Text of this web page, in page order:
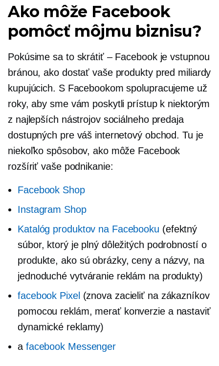
Ako môže Facebook
pomôcť môjmu biznisu?
Pokúsime sa to skrátiť – Facebook je vstupnou
bránou, ako dostať vaše produkty pred miliardy
kupujúcich. S Facebookom spolupracujeme už
roky, aby sme vám poskytli prístup k niektorým
z najlepších nástrojov sociálneho predaja
dostupných pre váš internetový obchod. Tu je
niekoľko spôsobov, ako môže Facebook
rozšíriť vaše podnikanie:
Facebook Shop
Instagram Shop
Katalóg produktov na Facebooku (efektný
súbor, ktorý je plný dôležitých podrobností o
produkte, ako sú obrázky, ceny a názvy, na
jednoduché vytváranie reklám na produkty)
facebook Pixel (znova zacieliť na zákazníkov
pomocou reklám, merať konverzie a nastaviť
dynamické reklamy)
a facebook Messenger